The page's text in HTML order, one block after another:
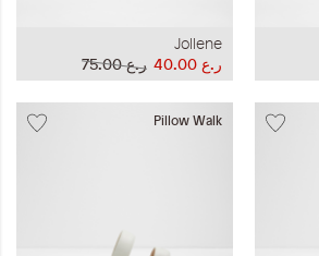
Jollene
ر.ع 75.00
ر.ع 40.00
Pillow Walk